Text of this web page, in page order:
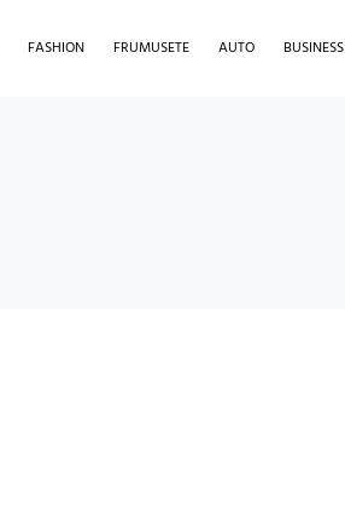
FASHION FRUMUSETE AUTO BUSINESS